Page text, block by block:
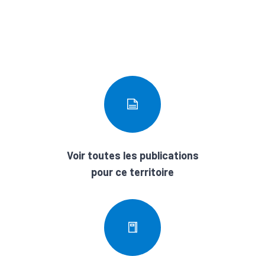
Voir toutes les publications
pour ce territoire